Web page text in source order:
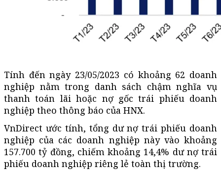
Tính đến ngày 23/05/2023 có khoảng 62 doanh
nghiệp nằm trong danh sách chậm nghĩa vụ
thanh toán lãi hoặc nợ gốc trái phiếu doanh
nghiệp theo thông báo của HNX.
VnDirect ước tính, tổng dư nợ trái phiếu doanh
nghiệp của các doanh nghiệp này vào khoảng
157.700 tỷ đồng, chiếm khoảng 14,4% dư nợ trái
phiếu doanh nghiệp riêng lẻ toàn thị trường.